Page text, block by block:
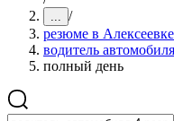
... /
резюме в
водитель
полный день